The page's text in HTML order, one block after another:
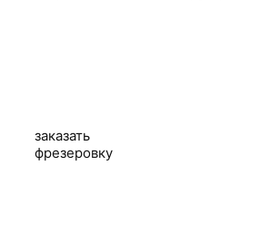
заказать
фрезеровку